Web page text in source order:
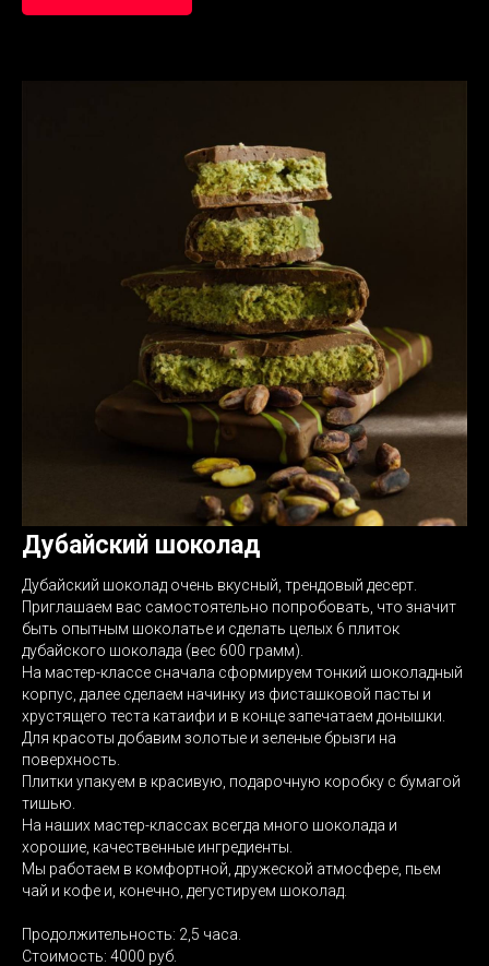
Дубайский шоколад
Дубайский шоколад очень вкусный, трендовый десерт.
Приглашаем вас самостоятельно попробовать, что значит
быть опытным шоколатье и сделать целых 6 плиток
дубайского шоколада (вес 600 грамм).
На мастер-классе сначала сформируем тонкий шоколадный
корпус, далее сделаем начинку из фисташковой пасты и
хрустящего теста катаифи и в конце запечатаем донышки.
Для красоты добавим золотые и зеленые брызги на
поверхность.
Плитки упакуем в красивую, подарочную коробку с бумагой
тишью.
На наших мастер-классах всегда много шоколада и
хорошие, качественные ингредиенты.
Мы работаем в комфортной, дружеской атмосфере, пьем
чай и кофе и, конечно, дегустируем шоколад.
Продолжительность: 2,5 часа.
Стоимость: 4000 руб.